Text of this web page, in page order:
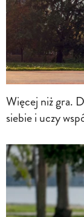
Więcej niż gra.
siebie i uczy